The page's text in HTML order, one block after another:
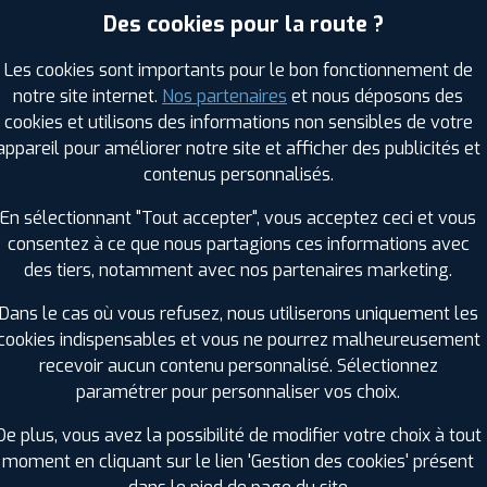
PROFIL PLUS DANS LES VILLES À
Gradignan (33)
Gujan-Mestras (33)
Lanton (33)
Le Bouscat (33)
Le Haillan (33)
Le Teich (33)
Léognan (33)
Mios (33)
Mérignac (33)
Pessac (33)
PROFIL PLUS DANS LES
DORDOGNE (24)
+ D'INFOS
LANDES (40)
+ D'INFOS
Des cookies pour la route ?
Les cookies sont importants pour le bon fonctionnement de
notre site internet. Nos partenaires et nous déposons des
cookies et utilisons des informations non sensibles de votre
pour améliorer notre site et afficher des publicités et
contenus personnalisés.
En sélectionnant "Tout accepter", vous acceptez ceci et vous
consentez à ce que nous partagions ces informations avec
des tiers, notamment avec nos partenaires marketing.
le cas où vous refusez, nous utiliserons uniquement les
indispensables et vous ne pourrez malheureusement
recevoir aucun contenu personnalisé. Sélectionnez
paramétrer pour personnaliser vos choix.
plus, vous avez la possibilité de modifier votre choix à tout
moment en cliquant sur le lien 'Gestion des cookies' présent